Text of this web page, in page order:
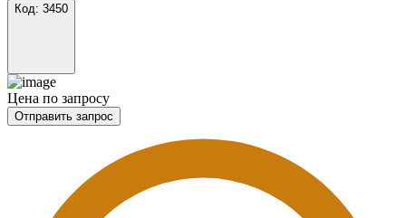
Код: 3450
Цена по запросу
Отправить запрос